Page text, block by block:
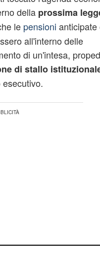
della prossima
le pensioni anticipate
all'interno delle
di un'intesa,
di stallo